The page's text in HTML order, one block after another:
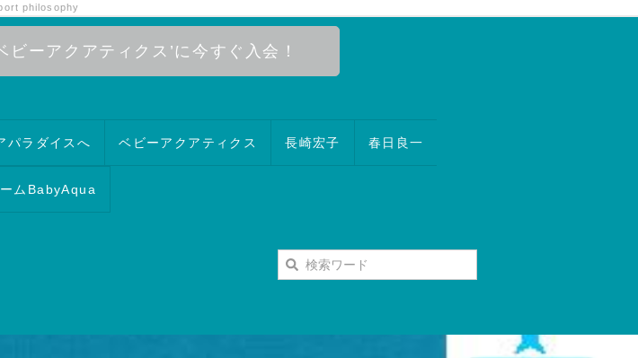
philosophy
ビーアクアティクス’に今すぐ入会！
パラダイスへ ベビーアクアティクス 長崎宏子 春日良一
ムBabyAqua